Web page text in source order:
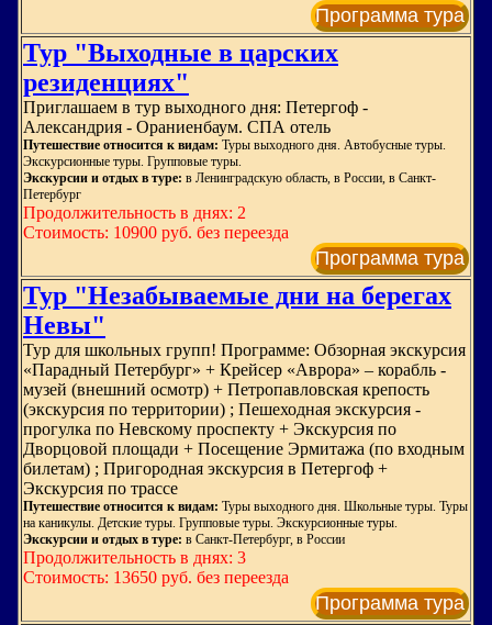
Программа тура
Тур "Выходные в царских
резиденциях"
Приглашаем в тур выходного дня: Петергоф -
Александрия - Ораниенбаум. СПА отель
Путешествие относится к видам: Туры выходного дня. Автобусные туры.
Экскурсионные туры. Групповые туры.
Экскурсии и отдых в туре: в Ленинградскую область, в России, в Санкт-
Петербург
Продолжительность в днях: 2
Стоимость: 10900 руб. без переезда
Программа тура
Тур "Незабываемые дни на берегах
Невы"
Тур для школьных групп! Программе: Обзорная экскурсия
«Парадный Петербург» + Крейсер «Аврора» – корабль -
музей (внешний осмотр) + Петропавловская крепость
(экскурсия по территории) ; Пешеходная экскурсия -
прогулка по Невскому проспекту + Экскурсия по
Дворцовой площади + Посещение Эрмитажа (по входным
билетам) ; Пригородная экскурсия в Петергоф +
Экскурсия по трассе
Путешествие относится к видам: Туры выходного дня. Школьные туры. Туры
на каникулы. Детские туры. Групповые туры. Экскурсионные туры.
Экскурсии и отдых в туре: в Санкт-Петербург, в России
Продолжительность в днях: 3
Стоимость: 13650 руб. без переезда
Программа тура